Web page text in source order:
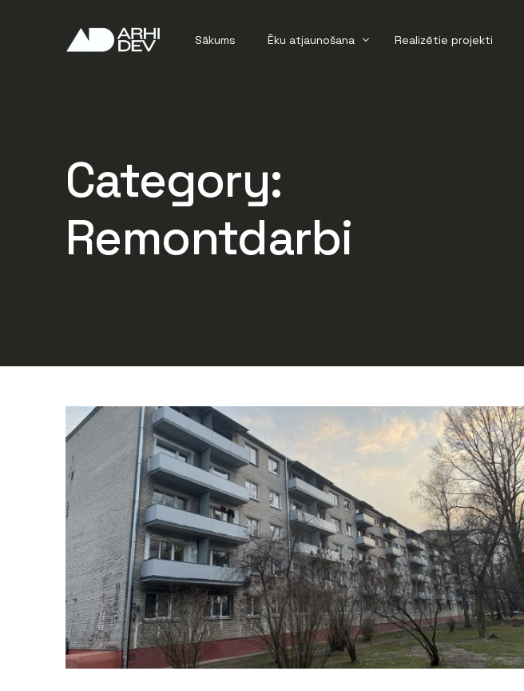
Sākums Ēku atjaunošana
Bīstamības novēršana
Realizētie projekti
Category:
Remontdarbi
Balvu iela 13, Rīga
Bīstamības novēršana • Remontdarbi